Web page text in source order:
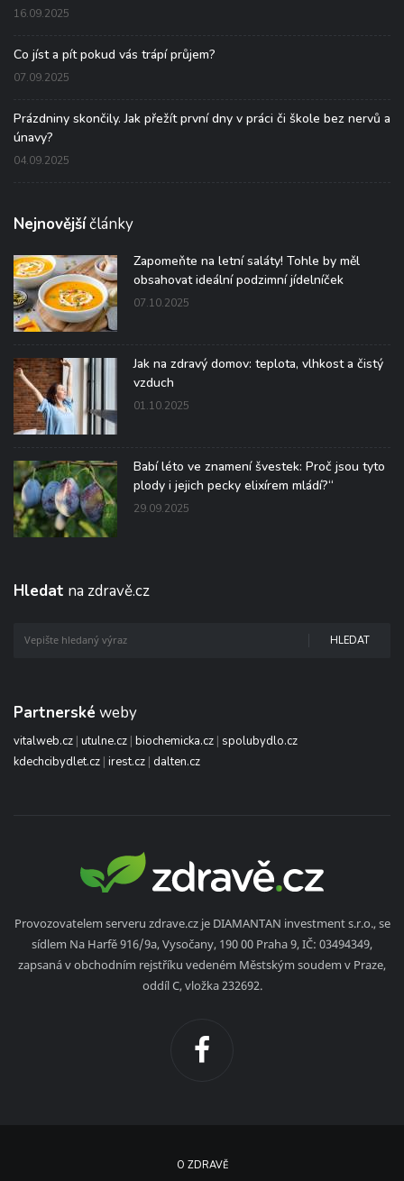
16.09.2025
Co jíst a pít pokud vás trápí průjem?
07.09.2025
Prázdniny skončily. Jak přežít první dny v práci či škole bez nervů a
únavy?
04.09.2025
Nejnovějšíčlánky
Zapomeňte na letní saláty! Tohle by měl
obsahovat ideální podzimní jídelníček
07.10.2025
Jak na zdravý domov: teplota, vlhkost a čistý
vzduch
01.10.2025
Babí léto ve znamení švestek: Proč jsou tyto
plody i jejich pecky elixírem mládí?“
29.09.2025
Hledat na zdravě.cz
HLEDAT
Partnerské weby
vitalweb.cz | utulne.cz | biochemicka.cz | spolubydlo.cz
kdechcibydlet.cz | irest.cz | dalten.cz
Provozovatelem serveru zdrave.cz je DIAMANTAN investment s.r.o., se
sídlem Na Harfě 916/9a, Vysočany, 190 00 Praha 9, IČ: 03494349,
zapsaná v obchodním rejstříku vedeném Městským soudem v Praze,
oddíl C, vložka 232692.
O ZDRAVĚ